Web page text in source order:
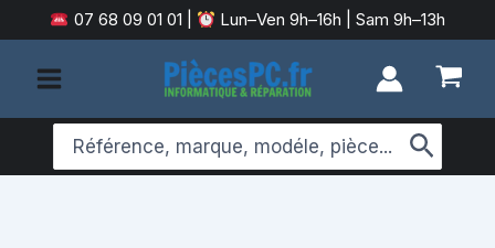
au
contenu
07 68 09 01 01 Lun–Ven 9h–16h | Sam 9h–13h
Search
for: